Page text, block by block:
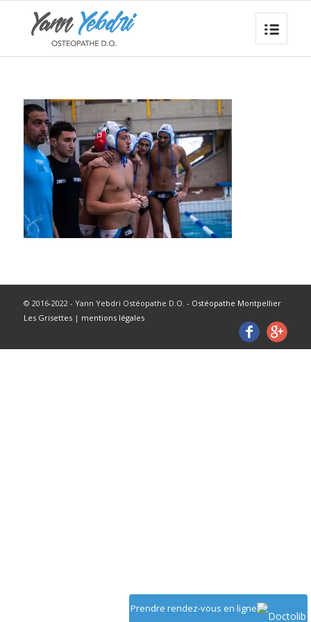
Prendre rendez-vous en ligne
© 2016-2022 - Yann Yebdri Ostéopathe D.O. - Ostéopathe Montpellier
Les Grisettes| mentions légales